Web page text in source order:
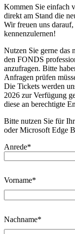
Kommen Sie einfach
direkt am Stand die
Wir freuen uns
kennenzulernen!
Nutzen Sie gerne das
den FONDS
anzufragen. Bitte
Anfragen prüfen
Die Tickets werden
2026 zur Verfügung
diese an berechtigte
Bitte nutzen Sie für
oder Microsoft Edge
Anrede*
Vorname*
Nachname*